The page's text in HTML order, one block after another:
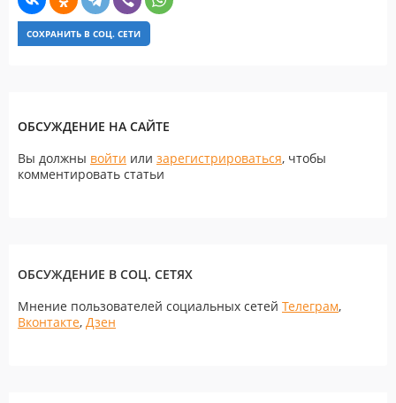
СОХРАНИТЬ В СОЦ. СЕТИ
ОБСУЖДЕНИЕ НА САЙТЕ
Вы должны войти или зарегистрироваться, чтобы
комментировать статьи
ОБСУЖДЕНИЕ В СОЦ. СЕТЯХ
Мнение пользователей социальных сетей Телеграм,
Вконтакте, Дзен